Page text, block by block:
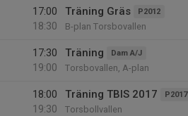
17:00
18:30
Träning Gräs P2012
B-plan Torsbovallen
17:30
19:00
Träning Dam A/J
Torsbovallen, A-plan
18:00
19:30
Träning TBIS 2017 P2017
Torsbollvallen